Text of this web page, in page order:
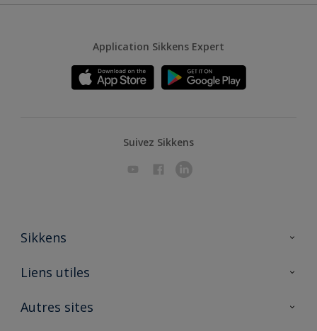
Application Sikkens Expert
Suivez Sikkens
Sikkens
A propos de Sikkens
Liens utiles
Ouvrir un magasin PASS
Autres sites